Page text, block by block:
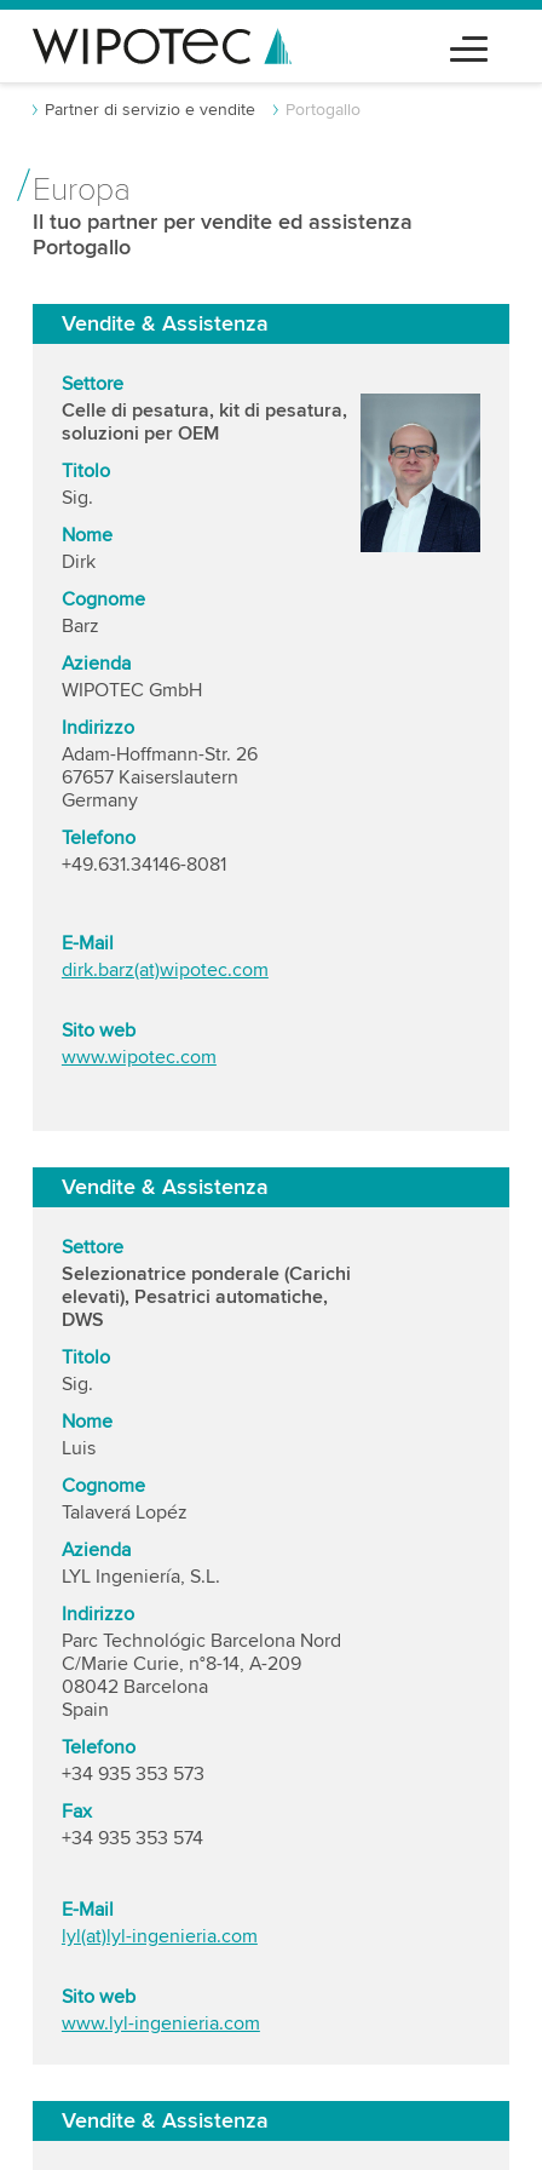
Partner di servizio e vendite Portogallo
Europa
Il tuo partner per vendite ed assistenza
Portogallo
Vendite & Assistenza
Settore
Celle di pesatura, kit di pesatura,
soluzioni per OEM
Titolo
Sig.
Nome
Dirk
Cognome
Barz
Azienda
WIPOTEC GmbH
Indirizzo
Adam-Hoffmann-Str. 26
67657 Kaiserslautern
Germany
Telefono
+49.631.34146-8081
E-Mail
dirk.barz(at)wipotec.com
Sito web
www.wipotec.com
Vendite & Assistenza
Settore
Selezionatrice ponderale (Carichi
elevati), Pesatrici automatiche,
DWS
Titolo
Sig.
Nome
Luis
Cognome
Talaverá Lopéz
Azienda
LYL Ingeniería, S.L.
Indirizzo
Parc Technológic Barcelona Nord
C/Marie Curie, n°8-14, A-209
08042 Barcelona
Spain
Telefono
+34 935 353 573
Fax
+34 935 353 574
E-Mail
lyl(at)lyl-ingenieria.com
Sito web
www.lyl-ingenieria.com
Vendite & Assistenza